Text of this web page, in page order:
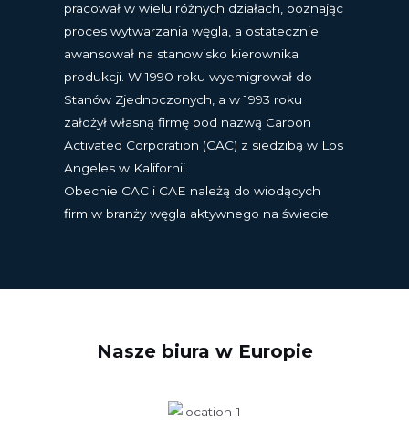
pracował w wielu różnych działach, poznając
proces wytwarzania węgla, a ostatecznie
awansował na stanowisko kierownika
produkcji. W 1990 roku wyemigrował do
Stanów Zjednoczonych, a w 1993 roku
założył własną firmę pod nazwą Carbon
Activated Corporation (CAC) z siedzibą w Los
Angeles w Kalifornii.
Obecnie CAC i CAE należą do wiodących
firm w branży węgla aktywnego na świecie.
Nasze biura w Europie